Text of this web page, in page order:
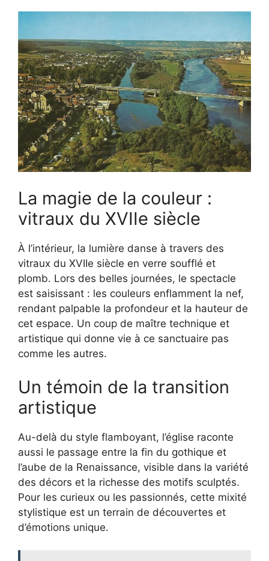
La magie de la couleur :
vitraux du XVIIe siècle
À l’intérieur, la lumière danse à travers des
vitraux du XVIIe siècle en verre soufflé et
plomb. Lors des belles journées, le spectacle
est saisissant : les couleurs enflamment la nef,
rendant palpable la profondeur et la hauteur de
cet espace. Un coup de maître technique et
artistique qui donne vie à ce sanctuaire pas
comme les autres.
Un témoin de la transition
artistique
Au-delà du style flamboyant, l’église raconte
aussi le passage entre la fin du gothique et
l’aube de la Renaissance, visible dans la variété
des décors et la richesse des motifs sculptés.
Pour les curieux ou les passionnés, cette mixité
stylistique est un terrain de découvertes et
d’émotions unique.